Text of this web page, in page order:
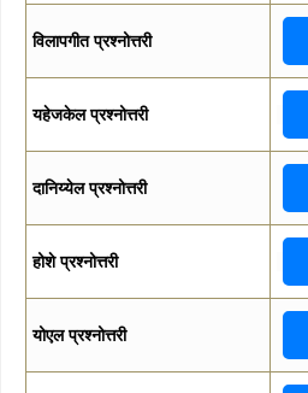
विलापगीत प्रश्नोत्तरी
यहेजकेल प्रश्नोत्तरी
दानिय्येल प्रश्नोत्तरी
होशे प्रश्नोत्तरी
योएल प्रश्नोत्तरी